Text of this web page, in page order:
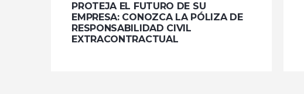
PROTEJA EL FUTURO DE SU
EMPRESA: CONOZCA LA PÓLIZA DE
RESPONSABILIDAD CIVIL
EXTRACONTRACTUAL